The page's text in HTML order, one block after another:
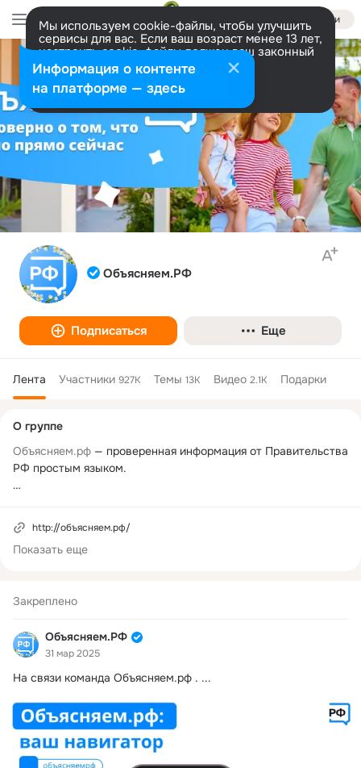
Войти
Мы используем cookie-файлы, чтобы улучшить
сервисы для вас. Если ваш возраст менее 13 лет,
настроить cookie-файлы должен ваш законный
представитель. Больше информации
Разрешить все Настроить
Объясняем.РФ
Подписаться Еще
Лента Участники 927K Темы 13K Видео 2.1K Подарки
Закреплено
Объясняем.РФ
31 мар 2025
На связи команда Объясняем.рф . ...
колонка
О группе
Объясняем.рф — проверенная информация от Правительства
РФ простым языком.
id=6784d3e28f8bd4206f6afa06&registryType=bloggersPermiss
ion
http://объясняем.рф/
Показать еще
Информация о контенте
на платформе — здесь